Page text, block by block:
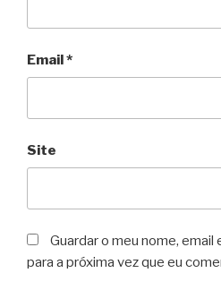
Email*
Site
Guardar o meu nome,
para a próxima vez que eu